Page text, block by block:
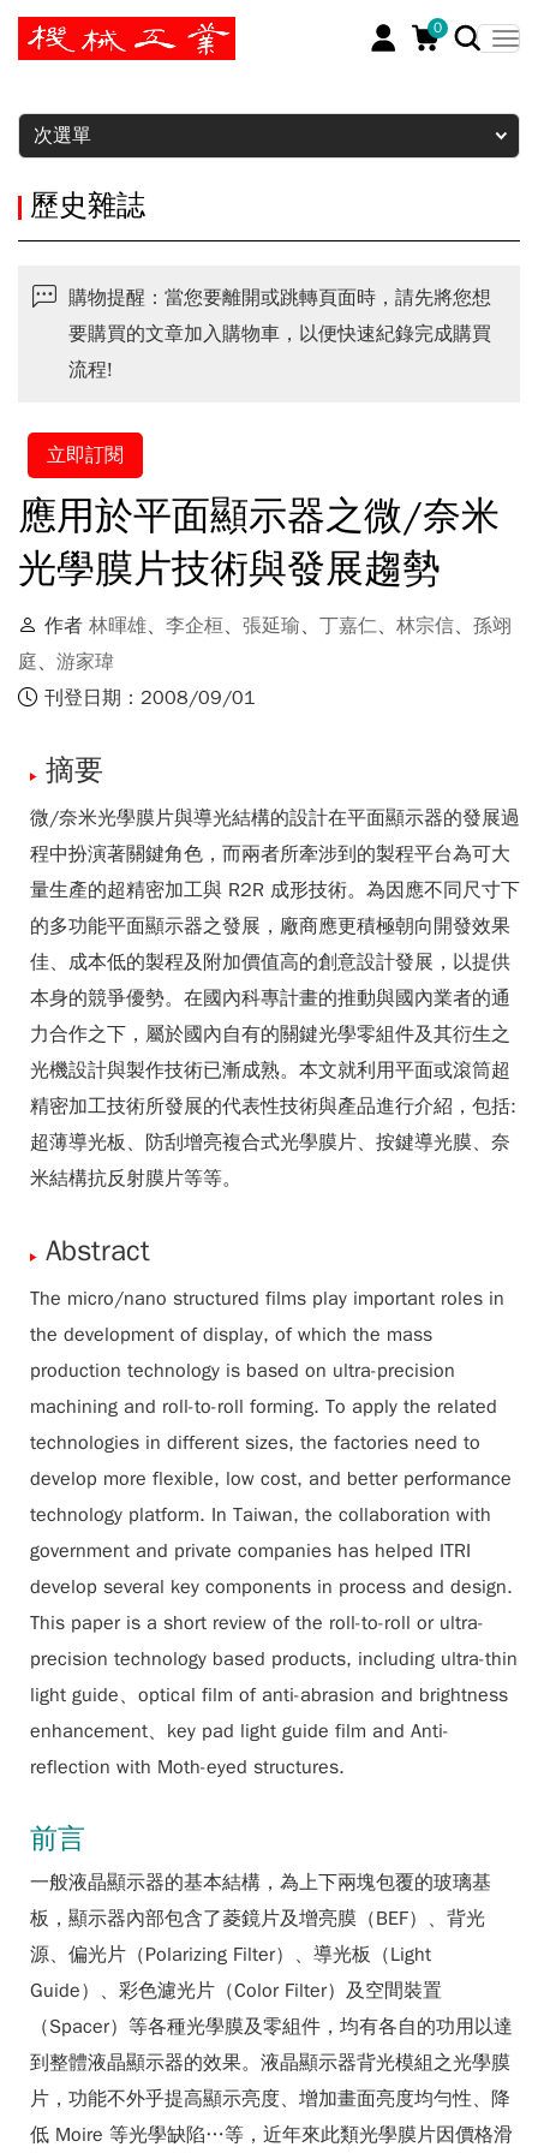
0
暫停
次選單
歷史雜誌
購物提醒：當您要離開或跳轉頁面時，請先將您想
要購買的文章加入購物車，以便快速紀錄完成購買
流程!
立即訂閱
應用於平面顯示器之微/奈米
光學膜片技術與發展趨勢
作者 林暉雄、 李企桓、 張延瑜、 丁嘉仁、 林宗信、 孫翊
庭、 游家瑋
刊登日期：2008/09/01
摘要
微/奈米光學膜片與導光結構的設計在平面顯示器的發展過
程中扮演著關鍵角色，而兩者所牽涉到的製程平台為可大
量生產的超精密加工與 R2R 成形技術。為因應不同尺寸下
的多功能平面顯示器之發展，廠商應更積極朝向開發效果
佳、成本低的製程及附加價值高的創意設計發展，以提供
本身的競爭優勢。在國內科專計畫的推動與國內業者的通
力合作之下，屬於國內自有的關鍵光學零組件及其衍生之
光機設計與製作技術已漸成熟。本文就利用平面或滾筒超
精密加工技術所發展的代表性技術與產品進行介紹，包括:
超薄導光板、防刮增亮複合式光學膜片、按鍵導光膜、奈
米結構抗反射膜片等等。
Abstract
The micro/nano structured films play important roles in
the development of display, of which the mass
production technology is based on ultra-precision
machining and roll-to-roll forming. To apply the related
technologies in different sizes, the factories need to
develop more flexible, low cost, and better performance
technology platform. In Taiwan, the collaboration with
government and private companies has helped ITRI
develop several key components in process and design.
This paper is a short review of the roll-to-roll or ultra-
precision technology based products, including ultra-thin
light guide、optical film of anti-abrasion and brightness
enhancement、key pad light guide film and Anti-
reflection with Moth-eyed structures.
前言
一般液晶顯示器的基本結構，為上下兩塊包覆的玻璃基
板，顯示器內部包含了菱鏡片及增亮膜（BEF）、背光
源、偏光片（Polarizing Filter）、導光板（Light
Guide）、彩色濾光片（Color Filter）及空間裝置
（Spacer）等各種光學膜及零組件，均有各自的功用以達
到整體液晶顯示器的效果。液晶顯示器背光模組之光學膜
片，功能不外乎提高顯示亮度、增加畫面亮度均勻性、降
低 Moire 等光學缺陷…等，近年來此類光學膜片因價格滑